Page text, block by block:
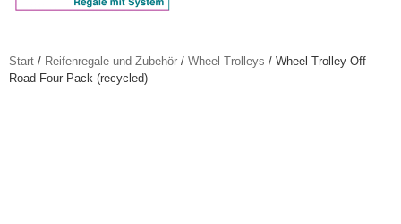
Start / Reifenregale und Zubehör / Wheel Trolleys / Wheel Trolley Off
Road Four Pack (recycled)